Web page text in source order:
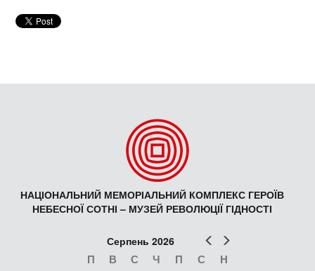
НАЦІОНАЛЬНИЙ МЕМОРІАЛЬНИЙ КОМПЛЕКС ГЕРОЇВ
НЕБЕСНОЇ СОТНІ – МУЗЕЙ РЕВОЛЮЦІЇ ГІДНОСТІ
Попер
Серпень 2026
П В С Ч П С Н